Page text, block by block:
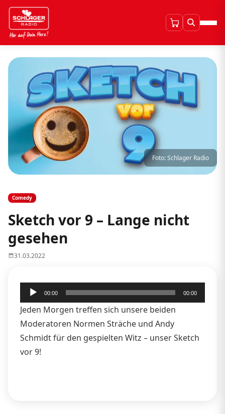
Foto: Schlager Radio
Comedy
Sketch vor 9 – Lange nicht
gesehen
31.03.2022
Audio-
Player
00:00 00:00
Jeden Morgen treffen sich unsere beiden
Moderatoren Normen Sträche und Andy
Schmidt für den gespielten Witz – unser Sketch
vor 9!